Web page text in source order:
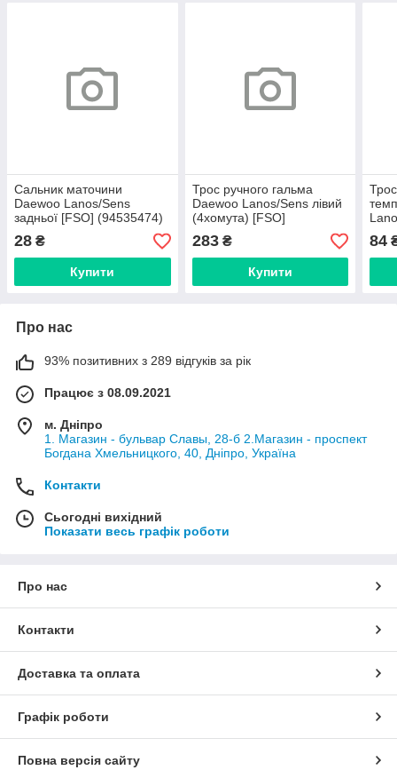
Сальник маточини
Daewoo Lanos/Sens
задньої [FSO] (94535474)
28 ₴
Купити
Трос ручного гальма
Daewoo Lanos/Sens лівий
(4хомута) [FSO]
283₴
Купити
84
Про нас
93% позитивних з 289 відгуків за рік
Працює з 08.09.2021
м. Дніпро
1. Магазин - бульвар Славы, 28-б 2.Магазин - проспект
Богдана Хмельницкого, 40, Дніпро, Україна
Контакти
Сьогодні вихідний
Показати весь графік роботи
Про нас
Контакти
Доставка та оплата
Графік роботи
Повна версія сайту